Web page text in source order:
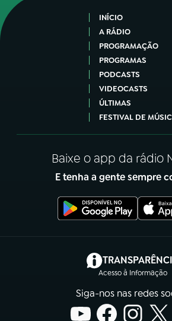
INÍCIO
A RÁDIO
PROGRAMAÇÃO
PROGRAMAS
PODCASTS
VIDEOCASTS
ÚLTIMAS
FESTIVAL DE
Baixe o app da rádio
E tenha a gente sempre
Acesso à Informação
(abre
Siga-nos nas redes